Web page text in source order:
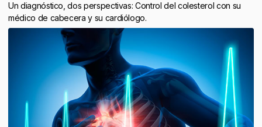
Un diagnóstico, dos perspectivas: Control del colesterol con su
médico de cabecera y su cardiólogo.